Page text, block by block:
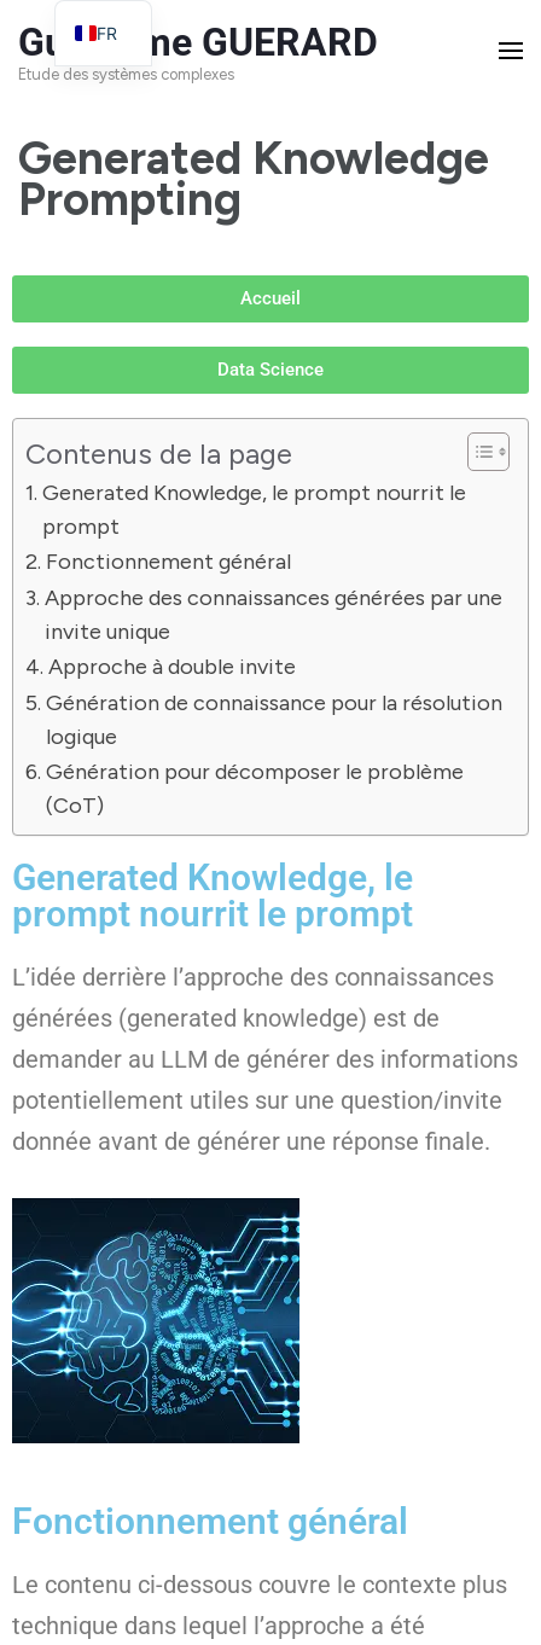
Guillaume GUERARD
Etude des systèmes complexes
Generated Knowledge
Prompting
Accueil
Data Science
Contenus de la page
Generated Knowledge, le prompt nourrit le
prompt
Fonctionnement général
Approche des connaissances générées par une
invite unique
Approche à double invite
Génération de connaissance pour la résolution
logique
Génération pour décomposer le problème
(CoT)
Generated Knowledge, le
prompt nourrit le prompt
L’idée derrière l’approche des connaissances
générées (generated knowledge) est de
demander au LLM de générer des informations
potentiellement utiles sur une question/invite
donnée avant de générer une réponse finale.
Fonctionnement général
Le contenu ci-dessous couvre le contexte plus
technique dans lequel l’approche a été
FR
EN